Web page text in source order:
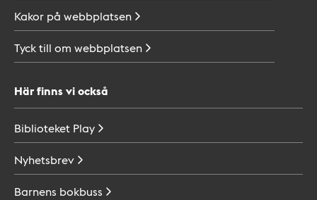
Kakor på webbplatsen
Tyck till om webbplatsen
Här finns vi också
Biblioteket Play
Nyhetsbrev
Barnens bokbuss